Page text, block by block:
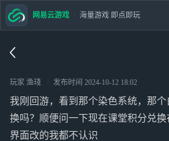
玩家 渔琖 发布时间 2024-10-12 18:02
我刚回游，看到那个染色系统，那
换吗？顺便问一下现在课堂积分兑
界面改的我都不认识
网易云游戏 海量游戏 即点即玩